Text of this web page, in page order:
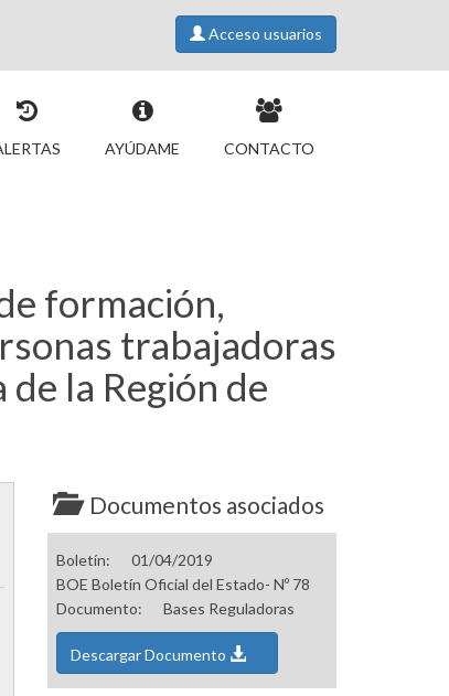
Acceso usuarios
AYÚDAME CONTACTO
formación,
trabajadoras
la Región de
Documentos asociados
Boletín:
01/04/2019
BOE Boletín Oficial del Estado- Nº 78
Documento:
Bases Reguladoras
Descargar Documento